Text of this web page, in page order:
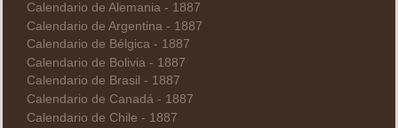
Calendario de Alemania - 1887
Calendario de Argentina - 1887
Calendario de Bélgica - 1887
Calendario de Bolivia - 1887
Calendario de Brasil - 1887
Calendario de Canadá - 1887
Calendario de Chile - 1887